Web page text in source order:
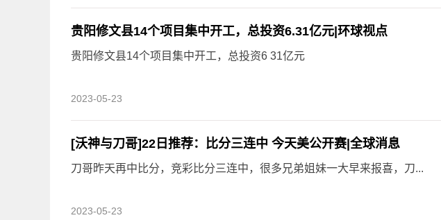
贵阳修文县14个项目集中开工，总投资6.31亿元|环球视点
贵阳修文县14个项目集中开工，总投资6 31亿元
2023-05-23
[沃神与刀哥]22日推荐：比分三连中 今天美公开赛|全球消息
刀哥昨天再中比分，竞彩比分三连中，很多兄弟姐妹一大早来报喜，刀...
2023-05-23